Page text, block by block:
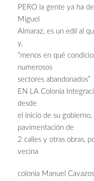
PERO la gente ya ha
Miguel
Almaraz, es un edil al
y,
“menos en qué
numerosos
sectores abandonados”
EN LA Colonia
desde
el inicio de su gobierno,
pavimentación de
2 calles y otras obras,
vecina
colonia Manuel